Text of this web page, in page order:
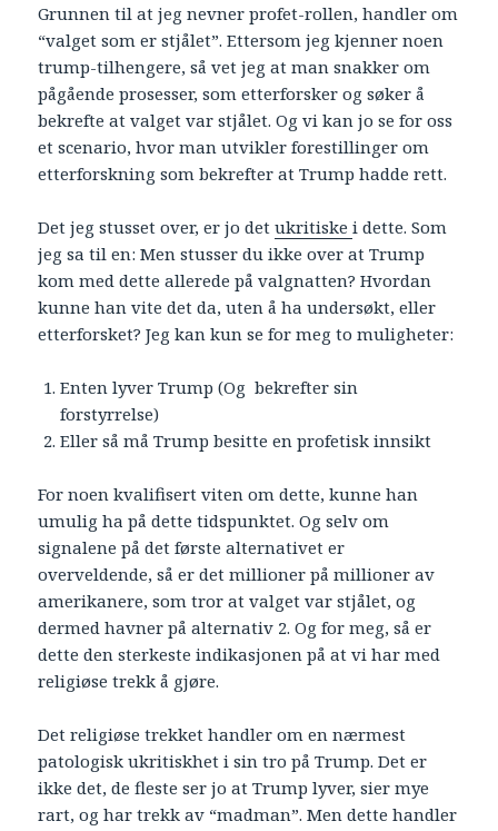
Grunnen til at jeg nevner profet-rollen, handler om
“valget som er stjålet”. Ettersom jeg kjenner noen
trump-tilhengere, så vet jeg at man snakker om
pågående prosesser, som etterforsker og søker å
bekrefte at valget var stjålet. Og vi kan jo se for oss
et scenario, hvor man utvikler forestillinger om
etterforskning som bekrefter at Trump hadde rett.
Det jeg stusset over, er jo detukritiskei dette. Som
jeg sa til en: Men stusser du ikke over at Trump
kom med dette allerede på valgnatten? Hvordan
kunne han vite det da, uten å ha undersøkt, eller
etterforsket? Jeg kan kun se for meg to muligheter:
Enten lyver Trump (Og bekrefter sin
forstyrrelse)
Eller så må Trump besitte en profetisk innsikt
For noen kvalifisert viten om dette, kunne han
umulig ha på dette tidspunktet. Og selv om
signalene på det første alternativet er
overveldende, så er det millioner på millioner av
amerikanere, som tror at valget var stjålet, og
dermed havner på alternativ 2. Og for meg, så er
dette den sterkeste indikasjonen på at vi har med
religiøse trekk å gjøre.
Det religiøse trekket handler om en nærmest
patologisk ukritiskhet i sin tro på Trump. Det er
ikke det, de fleste ser jo at Trump lyver, sier mye
rart, og har trekk av “madman”. Men dette handler